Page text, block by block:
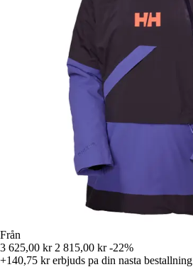
Från
3 625,00 kr 2 815,00 kr -22%
+140,75 krerbjuds pa din nasta bestallning